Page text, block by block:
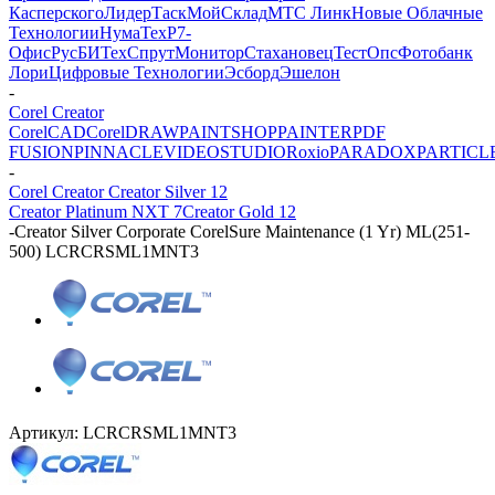
КасперскогоЛидерТаскМойСкладМТС ЛинкНовые Облачные
ТехнологииНумаТехР7-
ОфисРусБИТехСпрутМониторСтахановецТестОпсФотобанк
ЛориЦифровые ТехнологииЭсбордЭшелон
-
Corel Creator
CorelCADCorelDRAWPAINTSHOPPAINTERPDF
FUSIONPINNACLEVIDEOSTUDIORoxioPARADOX
-
Corel Creator Creator Silver 12
Creator Platinum NXT 7Creator Gold 12
-Creator Silver Corporate CorelSure Maintenance (1 Yr) ML(251-
500) LCRCRSML1MNT3
Артикул: LCRCRSML1MNT3